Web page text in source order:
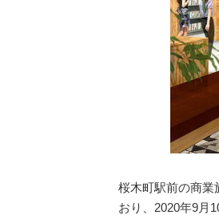
桜木町駅前の商業
おり、2020年9月